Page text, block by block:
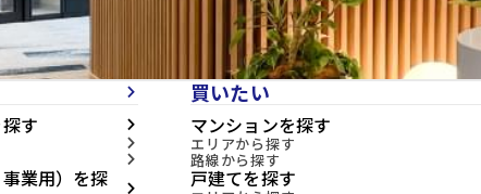
arrow_forward_ios
す arrow_forward_ios
arrow_forward_ios
arrow_forward_ios
業用）を探 arrow_forward_ios
買いたい
マンションを探す
エリアから探す
路線から探す
戸建てを探す